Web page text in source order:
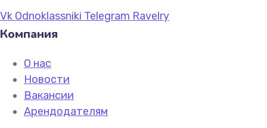
Vk Odnoklassniki Telegram Ravelry
Компания
О нас
Новости
Вакансии
Арендодателям